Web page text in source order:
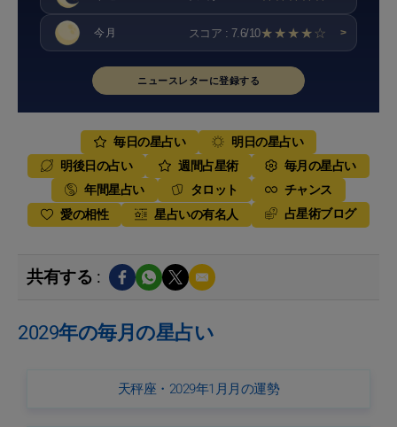
今月 スコア : 7.6/10★★★★☆ >
ニュースレターに登録する
毎日の星占い
明日の星占い
明後日の占い
週間占星術
毎月の星占い
年間星占い
タロット
チャンス
愛の相性
星占いの有名人 占星術ブログ
共有する :
2029年の毎月の星占い
天秤座・2029年1月月の運勢